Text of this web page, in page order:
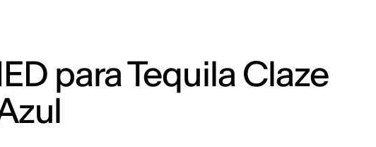
para Tequila Claze